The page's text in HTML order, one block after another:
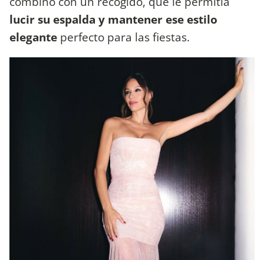
lucir su espalda y mantener ese estilo
elegante perfecto para las fiestas.